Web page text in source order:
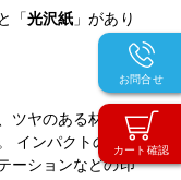
カート確認
お問合せ
「光沢紙 」があり
ツヤのある材質
インパクトの強
ーションなどの印